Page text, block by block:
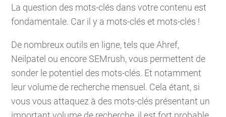
La question des mots-clés dans votre contenu est
fondamentale. Car il y a mots-clés et mots-clés !
De nombreux outils en ligne, tels que Ahref,
Neilpatel ou encore SEMrush, vous permettent de
sonder le potentiel des mots-clés. Et notamment
leur volume de recherche mensuel. Cela étant, si
vous vous attaquez à des mots-clés présentant un